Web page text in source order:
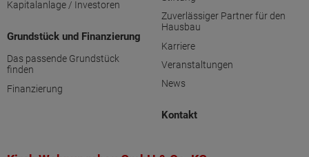
Kapitalanlage / Investoren
Grundstück und Finanzierung
Das passende Grundstück
finden
Finanzierung
Zuverlässiger Partner für den
Hausbau
Karriere
Veranstaltungen
News
Kontakt